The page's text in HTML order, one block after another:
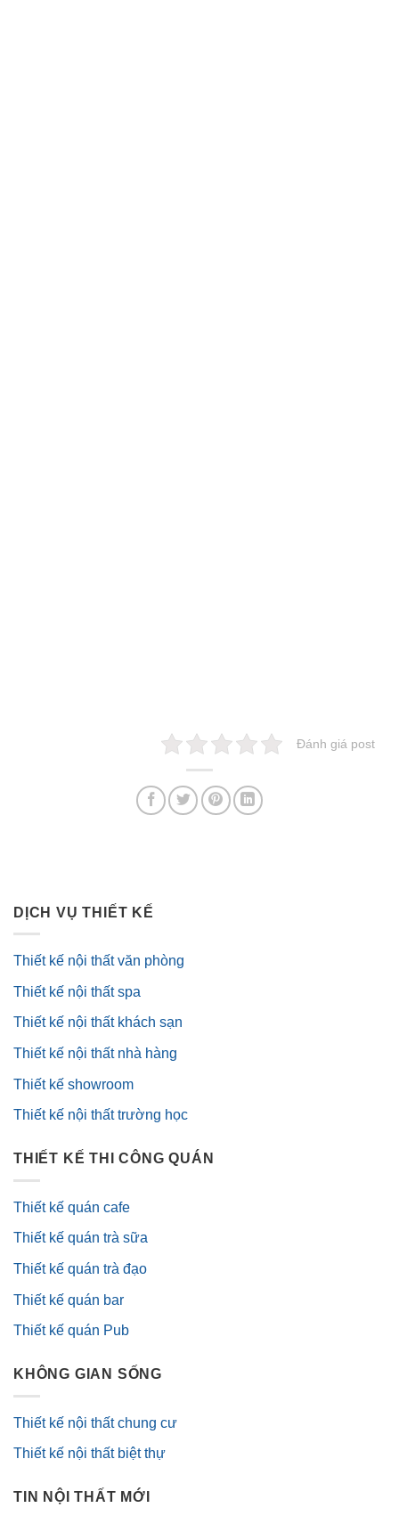
Đánh giá post
DỊCH VỤ THIẾT KẾ
Thiết kế nội thất văn phòng
Thiết kế nội thất spa
Thiết kế nội thất khách sạn
Thiết kế nội thất nhà hàng
Thiết kế showroom
Thiết kế nội thất trường học
THIẾT KẾ THI CÔNG QUÁN
Thiết kế quán cafe
Thiết kế quán trà sữa
Thiết kế quán trà đạo
Thiết kế quán bar
Thiết kế quán Pub
KHÔNG GIAN SỐNG
Thiết kế nội thất chung cư
Thiết kế nội thất biệt thự
TIN NỘI THẤT MỚI